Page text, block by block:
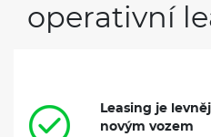
operativní
Leasing je
novým vozem